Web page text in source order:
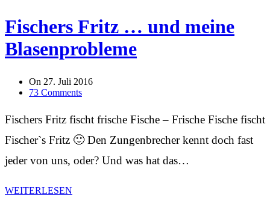
Fischers Fritz … und meine
Blasenprobleme
On 27. Juli 2016
73 Comments
Fischers Fritz fischt frische Fische – Frische Fische fischt
Fischer`s Fritz 🙂 Den Zungenbrecher kennt doch fast
jeder von uns, oder? Und was hat das…
WEITERLESEN